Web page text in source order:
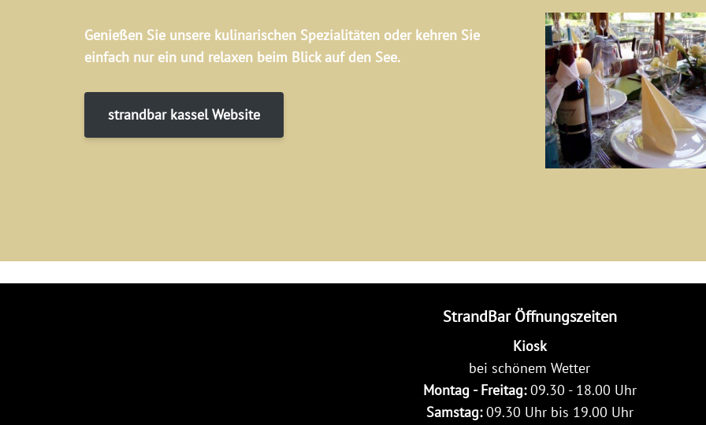
Genießen Sie unsere kulinarischen Spezialitäten oder kehren Sie
einfach nur ein und relaxen beim Blick auf den See.
strandbar kassel Website
StrandBar Öffnungszeiten
Kiosk
bei schönem Wetter
Montag - Freitag:09.30 - 18.00 Uhr
Samstag:09.30 Uhr bis 19.00 Uhr